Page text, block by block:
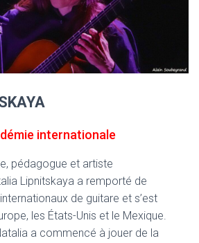
internationale
pédagogue et artiste
Lipnitskaya a remporté de
de guitare et s’est
les États-Unis et le Mexique.
a commencé à jouer de la